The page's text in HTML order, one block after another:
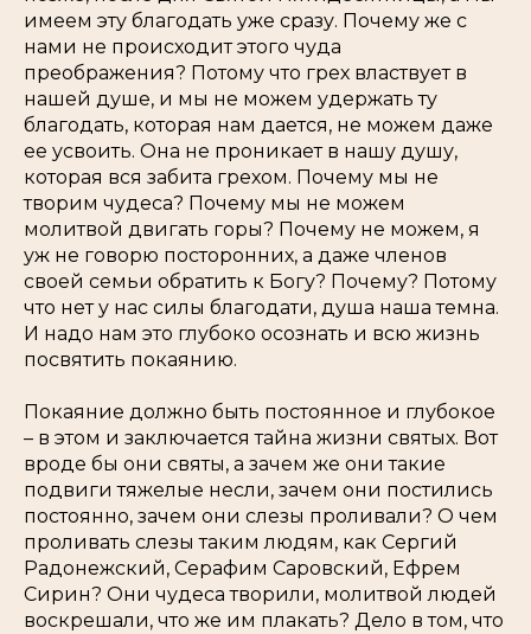
имеем эту благодать уже сразу. Почему же с
нами не происходит этого чуда
преображения? Потому что грех властвует в
нашей душе, и мы не можем удержать ту
благодать, которая нам дается, не можем даже
ее усвоить. Она не проникает в нашу душу,
которая вся забита грехом. Почему мы не
творим чудеса? Почему мы не можем
молитвой двигать горы? Почему не можем, я
уж не говорю посторонних, а даже членов
своей семьи обратить к Богу? Почему? Потому
что нет у нас силы благодати, душа наша темна.
И надо нам это глубоко осознать и всю жизнь
посвятить покаянию.
Покаяние должно быть постоянное и глубокое
– в этом и заключается тайна жизни святых. Вот
вроде бы они святы, а зачем же они такие
подвиги тяжелые несли, зачем они постились
постоянно, зачем они слезы проливали? О чем
проливать слезы таким людям, как Сергий
Радонежский, Серафим Саровский, Ефрем
Сирин? Они чудеса творили, молитвой людей
воскрешали, что же им плакать? Дело в том, что